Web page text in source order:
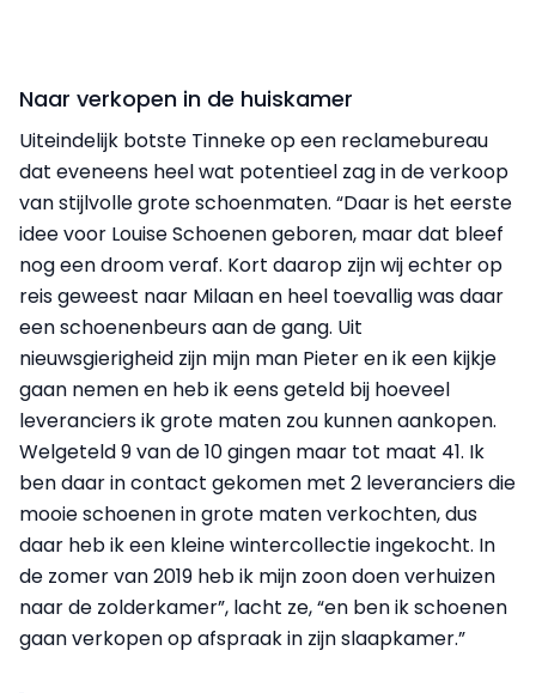
Naar verkopen in de huiskamer
Uiteindelijk botste Tinneke op een reclamebureau
dat eveneens heel wat potentieel zag in de verkoop
van stijlvolle grote schoenmaten. “Daar is het eerste
idee voor Louise Schoenen geboren, maar dat bleef
nog een droom veraf. Kort daarop zijn wij echter op
reis geweest naar Milaan en heel toevallig was daar
een schoenenbeurs aan de gang. Uit
nieuwsgierigheid zijn mijn man Pieter en ik een kijkje
gaan nemen en heb ik eens geteld bij hoeveel
leveranciers ik grote maten zou kunnen aankopen.
Welgeteld 9 van de 10 gingen maar tot maat 41. Ik
ben daar in contact gekomen met 2 leveranciers die
mooie schoenen in grote maten verkochten, dus
daar heb ik een kleine wintercollectie ingekocht. In
de zomer van 2019 heb ik mijn zoon doen verhuizen
naar de zolderkamer”, lacht ze, “en ben ik schoenen
gaan verkopen op afspraak in zijn slaapkamer.”